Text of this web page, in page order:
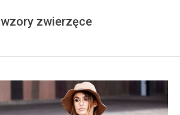
wzory zwierzęce